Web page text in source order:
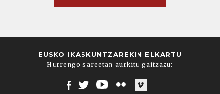
EUSKO IKASKUNTZAREKIN ELKARTU
Hurrengo sareetan aurkitu gaitzazu: